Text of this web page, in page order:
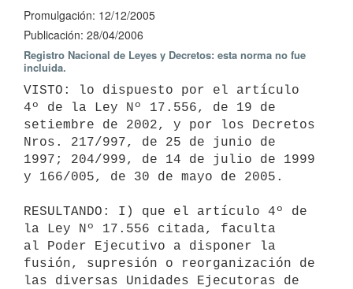
Promulgación: 12/12/2005
Publicación: 28/04/2006
Registro Nacional de Leyes y Decretos: esta norma no fue
incluida.
VISTO: lo dispuesto por el artículo
4º de la Ley Nº 17.556, de 19 de
setiembre de 2002, y por los Decretos
Nros. 217/997, de 25 de junio de
1997; 204/999, de 14 de julio de 1999
y 166/005, de 30 de mayo de 2005.
RESULTANDO: I) que el artículo 4º de
la Ley Nº 17.556 citada, faculta
al Poder Ejecutivo a disponer la
fusión, supresión o reorganización de
las diversas Unidades Ejecutoras de